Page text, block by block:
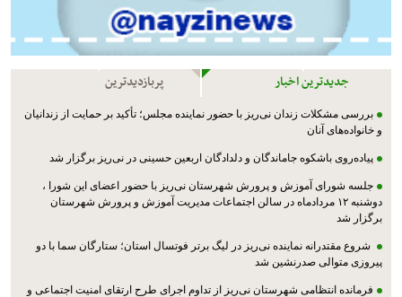
جدیدترین اخبار پربازدیدترین
بررسی مشکلات زندان نی‌ریز با حضور نماینده مجلس؛ تأکید بر حمایت از زندانیان
و خانواده‌های آنان
پیاده‌روی باشکوه جاماندگان و دلدادگان اربعین حسینی در نی‌ریز برگزار شد
جلسه شورای آموزش و پرورش شهرستان نی‌ریز با حضور اعضای این شورا ،
دوشنبه ۱۲ مردادماه در سالن اجتماعات مدیریت آموزش و پرورش شهرستان
برگزار شد
شروع مقتدرانه نماینده نی‌ریز در لیگ برتر فوتسال استان؛ ستارگان سما با دو
پیروزی متوالی صدرنشین شد
فرمانده انتظامی شهرستان نی‌ریز از تداوم اجرای طرح ارتقای امنیت اجتماعی و